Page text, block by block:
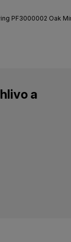
PF3000002 Oak
a